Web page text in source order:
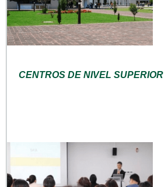
CENTROS DE NIVEL SUPERIOR